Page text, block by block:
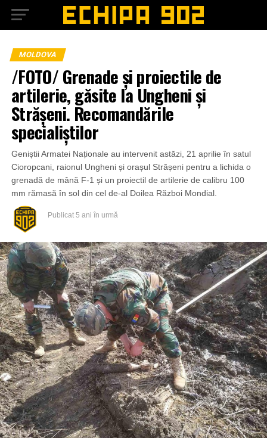
MOLDOVA
/FOTO/ Grenade și proiectile de
artilerie, găsite la Ungheni și
Strășeni. Recomandările
specialiștilor
Geniștii Armatei Naționale au intervenit astăzi, 21 aprilie în satul
Cioropcani, raionul Ungheni și orașul Strășeni pentru a lichida o
grenadă de mână F-1 și un proiectil de artilerie de calibru 100
mm rămasă în sol din cel de-al Doilea Război Mondial.
Publicat 5 ani în urmă